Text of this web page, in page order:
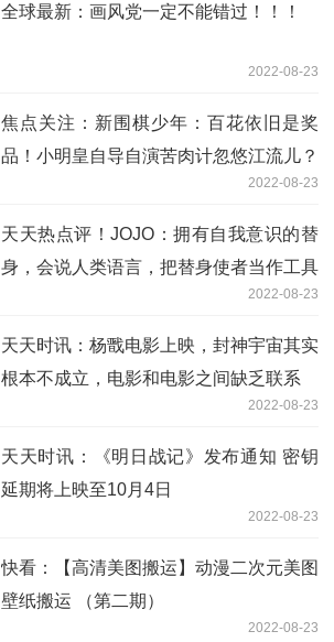
全球最新：画风党一定不能错过！！！
2022-08-23
焦点关注：新围棋少年：百花依旧是奖
品！小明皇自导自演苦肉计忽悠江流儿？
2022-08-23
天天热点评！JOJO：拥有自我意识的替
身，会说人类语言，把替身使者当作工具
2022-08-23
天天时讯：杨戬电影上映，封神宇宙其实
根本不成立，电影和电影之间缺乏联系
2022-08-23
天天时讯：《明日战记》发布通知 密钥
延期将上映至10月4日
2022-08-23
快看：【高清美图搬运】动漫二次元美图
壁纸搬运 （第二期）
2022-08-23